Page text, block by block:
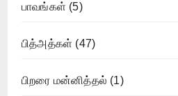
பாவங்கள் (5)
பித்அத்கள் (47)
பிறரை மன்னித்தல் (1)